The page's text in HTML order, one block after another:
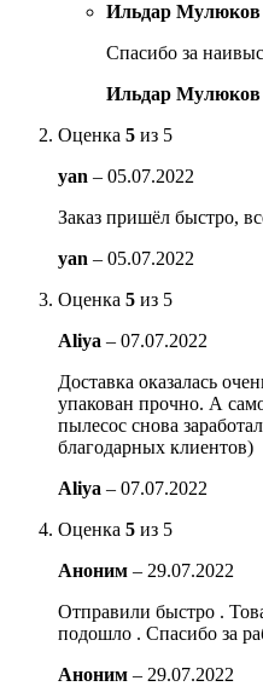
Ильдар Мулюков
Спасибо за
Ильдар Мулюков
Оценка 5 из 5
yan – 05.07.2022
Заказ пришёл быстро,
yan – 05.07.2022
Оценка 5 из 5
Aliya – 07.07.2022
Доставка оказалась
упакован прочно. А
пылесос снова
благодарных клиентов)
Aliya – 07.07.2022
Оценка 5 из 5
Аноним – 29.07.2022
Отправили быстро .
подошло . Спасибо за
Аноним – 29.07.2022